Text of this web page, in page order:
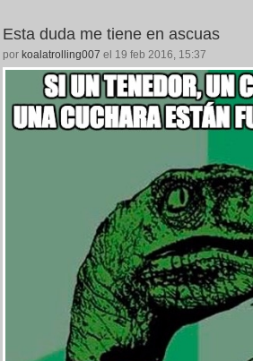
Esta duda me tiene en ascuas
por koalatrolling007 el 19 feb 2016, 15:37